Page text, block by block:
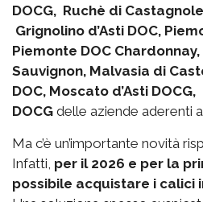
DOCG, Ruchè di
Grignolino d’Asti DOC,
Piemonte DOC
Sauvignon, Malvasia di
DOC, Moscato d’Asti
DOCG delle aziende aderenti
Ma c’è un’importante novità
Infatti, per il 2026 e per la
possibile acquistare i calici